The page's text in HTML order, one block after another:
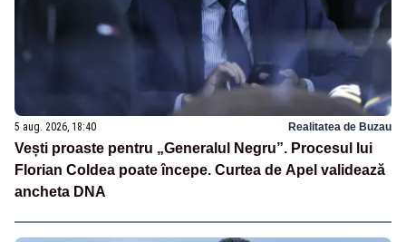
5 aug. 2026, 18:40 Realitatea de Buzau
Vești proaste pentru „Generalul Negru”. Procesul lui
Florian Coldea poate începe. Curtea de Apel validează
ancheta DNA